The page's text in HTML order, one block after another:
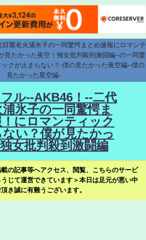
目襲名火浦氷子の一同驚愕まとめ速報にロマンテ
見たかった夜空！独女批判殺到激闘編--の一同驚
クが止まらない？-僕の見たかった夜空編--僕の
見たかった星空編-
ル--AKB46！--二代
浦氷子の一同驚愕ま
！にロマンティック
い？僕が見たかっ
女批判殺到激闘編
の記事等へアクセス、閲覧、こちらのサービ
じて運営できています＞本日は足元が悪い中
き誠に有難うございます。